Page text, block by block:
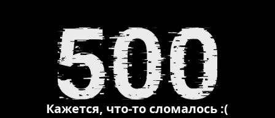
Кажется, что-то сломалось :(